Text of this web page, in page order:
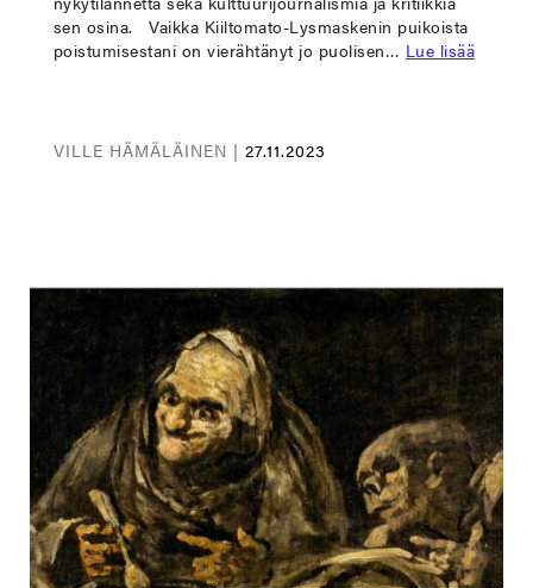
sen osina. Vaikka Kiiltomato-Lysmaskenin puikoista
poistumisestani on vierähtänyt jo puolisen… Lue lisää
VILLE HÄMÄLÄINEN | 27.11.2023